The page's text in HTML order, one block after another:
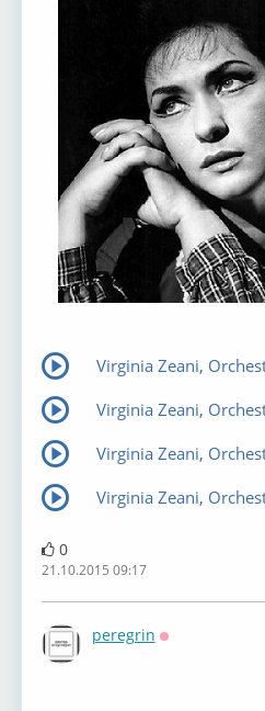
Virginia Zeani,
Virginia Zeani,
Virginia Zeani,
Virginia Zeani,
0
21.10.2015 09:17
peregrin